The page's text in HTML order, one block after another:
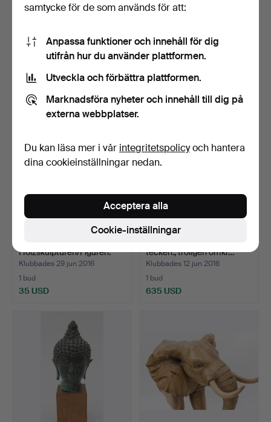
FESTIVAL MASK, brons (?),
troligen Västafr…
Klubbades 2 okt 2016
1 bud
UNBEKANNTER
KÜNSTLER. ”Big Glass
Egg”, gla…
Klubbades 4 aug 2016
1 bud
Holzskulpturen/Figuren.
Klubbades 29 jun 2016
1 bud
35 USD
tecken., troligen omkr…
Klubbades 12 jun 2016
1 bud
635 USD
samtycke för de som används för att:
Anpassa funktioner och innehåll för dig
utifrån hur du använder plattformen.
Utveckla och förbättra plattformen.
Marknadsföra nyheter och innehåll till dig på
externa webbplatser.
Du kan läsa mer i vår integritetspolicyoch hantera
dina cookieinställningar nedan.
Cookie-inställningar
Acceptera alla